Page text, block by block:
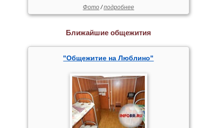
Фото/подробнее
Ближайшие общежития
"Общежитие на Люблино"